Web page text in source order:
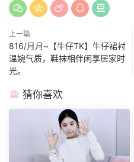
上一篇
816/月月~【牛仔TK】牛仔裙衬
温婉气质，鞋袜相伴闲享居家时
光。
猜你喜欢